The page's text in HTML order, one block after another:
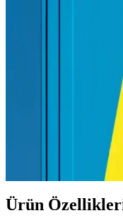
Toner Seçenekleri
Samsung Xpress
seçimleri, kullanım
koruyun ve maliyetlerinizi
Yazıcı Etiket
Yazıcı etiket kağıdı
kullanım ipuçlarıyla
baskı kalitenizi artırın
Ürün